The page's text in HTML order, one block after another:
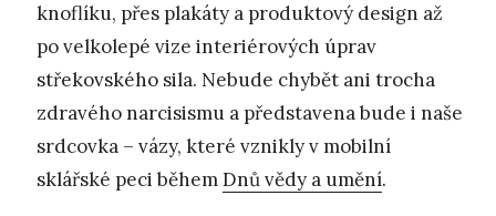
knoflíku, přes plakáty a produktový design až
po velkolepé vize interiérových úprav
střekovského sila. Nebude chybět ani trocha
zdravého narcisismu a představena bude i naše
srdcovka – vázy, které vznikly v mobilní
sklářské peci běhemDnů vědy a umění.